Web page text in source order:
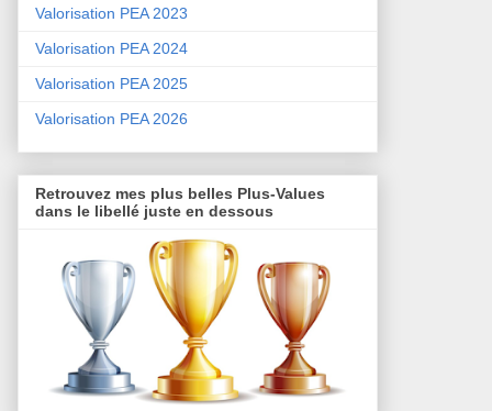
Valorisation PEA 2023
Valorisation PEA 2024
Valorisation PEA 2025
Valorisation PEA 2026
Retrouvez mes plus belles Plus-Values
dans le libellé juste en dessous